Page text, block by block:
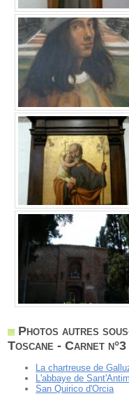
Photos autres
Toscane - Carnet n°3
La chartreuse de
L'abbaye de
San Quirico d'Orcia